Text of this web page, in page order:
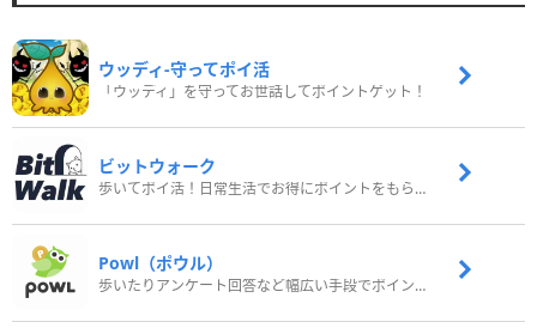
ウッディ‐守ってポイ活
「ウッディ」を守ってお世話してポイントゲット！
ビットウォーク
歩いてポイ活！日常生活でお得にポイントをもらおう
Powl（ポウル）
歩いたりアンケート回答など幅広い手段でポイントをゲット